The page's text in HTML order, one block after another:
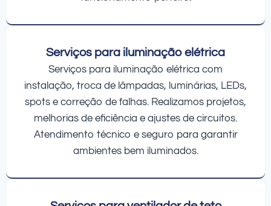
Serviços para iluminação elétrica
Serviços para iluminação elétrica com
instalação, troca de lâmpadas, luminárias, LEDs,
spots e correção de falhas. Realizamos projetos,
melhorias de eficiência e ajustes de circuitos.
Atendimento técnico e seguro para garantir
ambientes bem iluminados.